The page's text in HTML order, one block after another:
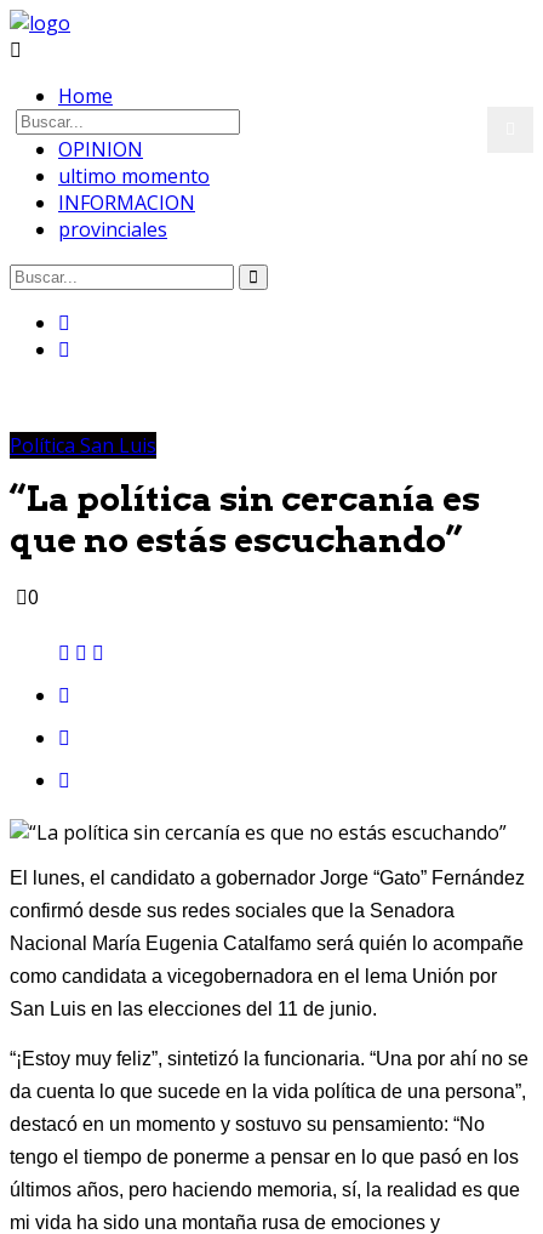
Home
Política San Luis
OPINION
ultimo momento
INFORMACION
provinciales
Política San Luis
“La política sin cercanía es
que no estás escuchando”
0
El lunes, el candidato a gobernador Jorge “Gato” Fernández
confirmó desde sus redes sociales que la Senadora
Nacional María Eugenia Catalfamo será quién lo acompañe
como candidata a vicegobernadora en el lema Unión por
San Luis en las elecciones del 11 de junio.
“¡Estoy muy feliz”, sintetizó la funcionaria. “Una por ahí no se
da cuenta lo que sucede en la vida política de una persona”,
destacó en un momento y sostuvo su pensamiento: “No
tengo el tiempo de ponerme a pensar en lo que pasó en los
últimos años, pero haciendo memoria, sí, la realidad es que
mi vida ha sido una montaña rusa de emociones y